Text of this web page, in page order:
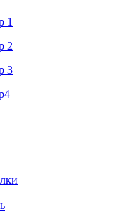
1
2
3